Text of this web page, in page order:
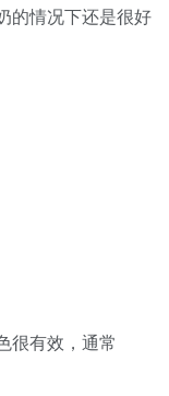
的情况下还是很好
很有效，通常